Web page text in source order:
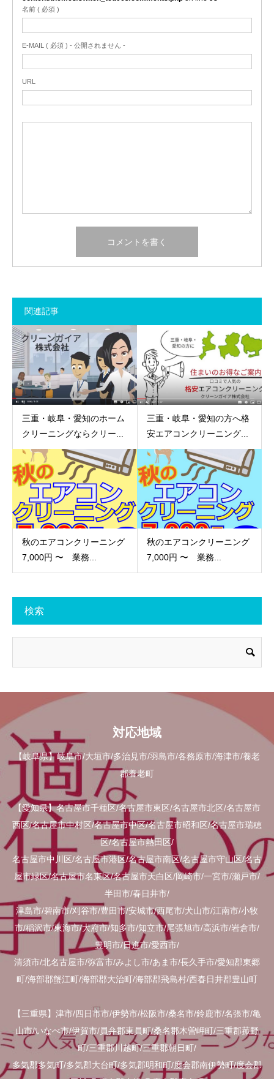
名前 ( 必須 )
E-MAIL ( 必須 ) - 公開されません -
URL
関連記事
三重・岐阜・愛知のホーム
クリーニングならクリー...
三重・岐阜・愛知の方へ格
安エアコンクリーニング...
秋のエアコンクリーニング
7,000円 〜 業務...
秋のエアコンクリーニング
7,000円 〜 業務...
検索
対応地域
【岐阜県】岐阜市/大垣市/多治見市/羽島市/各務原市/海津市/養老
郡養老町
【愛知県】名古屋市千種区/名古屋市東区/名古屋市北区/名古屋市
西区/名古屋市中村区/名古屋市中区/名古屋市昭和区/名古屋市瑞穂
区/名古屋市熱田区/
名古屋市中川区/名古屋市港区/名古屋市南区/名古屋市守山区/名古
屋市緑区/名古屋市名東区/名古屋市天白区/岡崎市/一宮市/瀬戸市/
半田市/春日井市/
津島市/碧南市/刈谷市/豊田市/安城市/西尾市/犬山市/江南市/小牧
市/稲沢市/東海市/大府市/知多市/知立市/尾張旭市/高浜市/岩倉市/
豊明市/日進市/愛西市/
清須市/北名古屋市/弥富市/みよし市/あま市/長久手市/愛知郡東郷
町/海部郡蟹江町/海部郡大治町/海部郡飛島村/西春日井郡豊山町
【三重県】津市/四日市市/伊勢市/松阪市/桑名市/鈴鹿市/名張市/亀
山市/いなべ市/伊賀市/員弁郡東員町/桑名郡木曽岬町/三重郡菰野
町/三重郡川越町/三重郡朝日町/
多気郡多気町/多気郡大台町/多気郡明和町/度会郡南伊勢町/度会郡